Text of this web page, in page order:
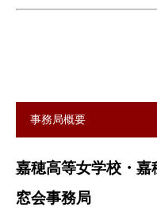
事務局概要
嘉穂高等女学校・嘉
窓会事務局